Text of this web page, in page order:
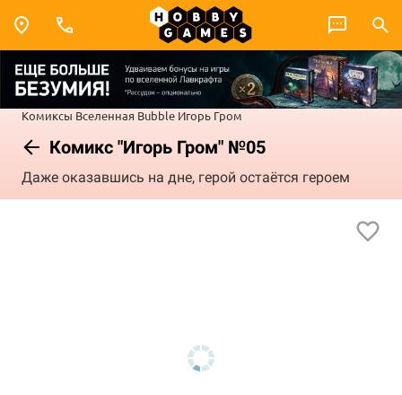
Комиксы Вселенная Bubble Игорь Гром
Комикс "Игорь Гром" №05
Даже оказавшись на дне, герой остаётся героем